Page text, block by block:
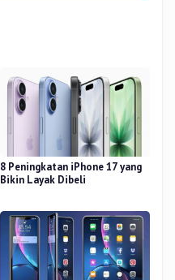
8 Peningkatan iPhone 17 yang
Bikin Layak Dibeli